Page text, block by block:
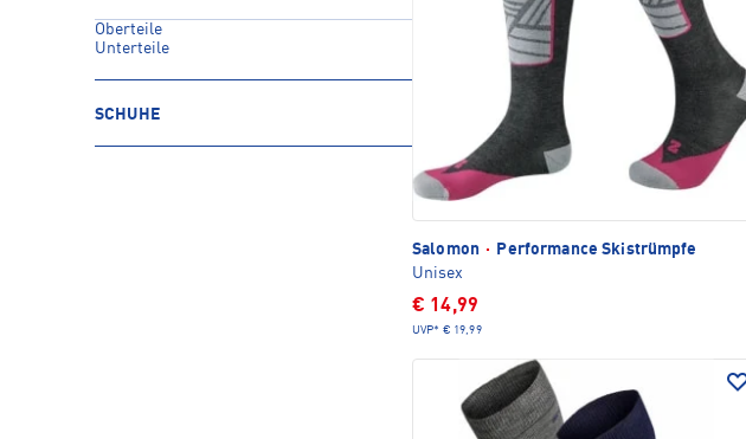
Oberteile
Unterteile
SCHUHE
Salomon ·
Performance Skistrümpfe
Unisex
€ 14,99
UVP* € 19,99